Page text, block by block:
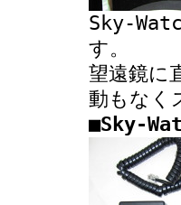
Sky-
す。
望遠鏡に
動もなく
■Sky-